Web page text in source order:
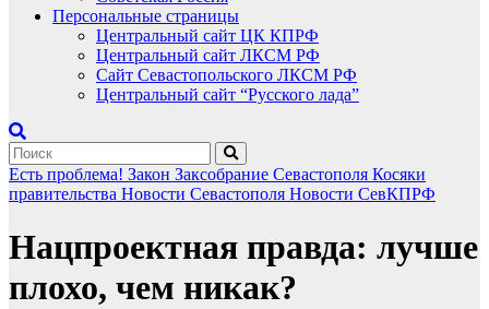
Персональные страницы
Центральный сайт ЦК КПРФ
Центральный сайт ЛКСМ РФ
Сайт Севастопольского ЛКСМ РФ
Центральный сайт “Русского лада”
Есть проблема! Закон Заксобрание Севастополя Косяки
правительства Новости Севастополя Новости СевКПРФ
Нацпроектная правда: лучше
плохо, чем никак?